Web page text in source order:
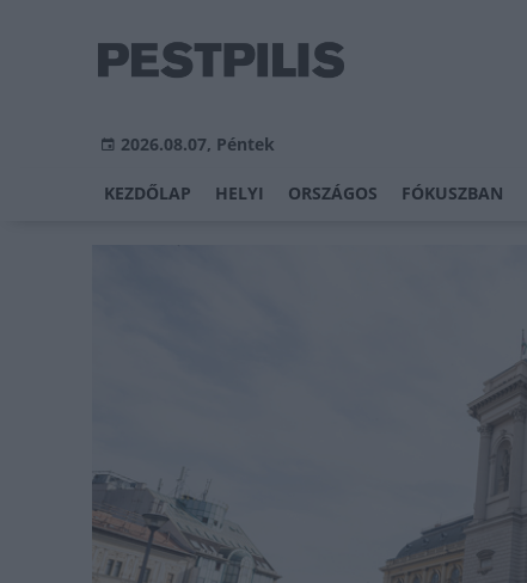
2026.08.07, Péntek
KEZDŐLAP HELYI ORSZÁGOS FÓKUSZBAN